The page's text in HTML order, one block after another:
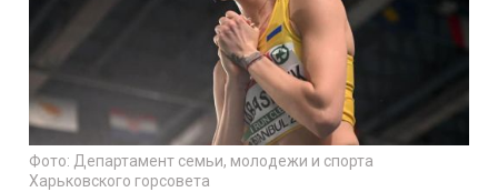
Фото: Департамент семьи, молодежи и спорта
Харьковского горсовета